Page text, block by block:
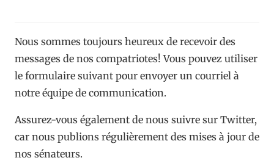
Nous sommes toujours heureux de recevoir des
messages de nos compatriotes! Vous pouvez utiliser
le formulaire suivant pour envoyer un courriel à
notre équipe de communication.
Assurez-vous également de nous suivre sur Twitter,
car nous publions régulièrement des mises à jour de
nos sénateurs.